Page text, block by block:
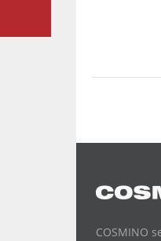
COSMINO